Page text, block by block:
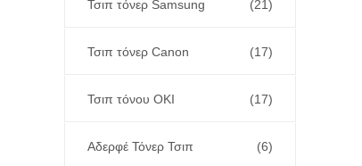
Τσιπ τόνερ Samsung (21)
Τσιπ τόνερ Canon (17)
Τσιπ τόνου OKI (17)
Αδερφέ Τόνερ Τσιπ (6)